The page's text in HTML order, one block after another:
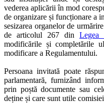
vederea aplicării în mod
de organizare și funcționare a
sesizarea organelor de
de articolul 267 din Legea
modificările și completările
modificare a Regulamentului.
Persoana invitată poate
parlamentară, furnizând
prin poștă documente sau
deține și care sunt utile